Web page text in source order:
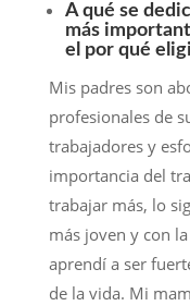
A qué se
más
el por qué
Mis padres son
profesionales de
trabajadores y
importancia del
trabajar más, lo
más joven y con
aprendí a ser
de la vida. Mi